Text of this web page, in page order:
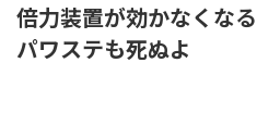
倍力装置が効かなくなる
パワステも死ぬよ